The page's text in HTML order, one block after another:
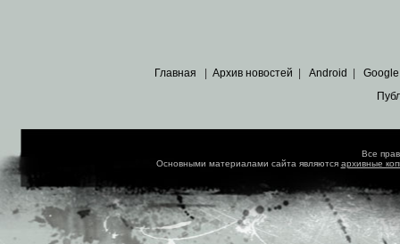
Главная Архив новостей Android Google
Все
Основными материалами сайта являются архивные